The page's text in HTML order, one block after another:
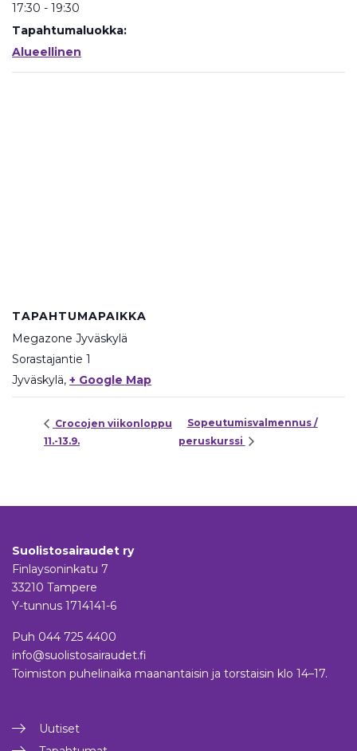
17:30 - 19:30
Tapahtumaluokka:
Alueellinen
TAPAHTUMAPAIKKA
Megazone Jyväskylä
Sorastajantie 1
Jyväskylä, + Google Map
Crocojen viikonloppu
11.-13.9.
Sopeutumisvalmennus /
peruskurssi
Suolistosairaudet ry
Finlaysoninkatu 7
33210 Tampere
Y-tunnus 1714141-6
Puh 044 725 4400
info@suolistosairaudet.fi
Toimiston puhelinaika maanantaisin ja torstaisin klo 14–17.
Uutiset